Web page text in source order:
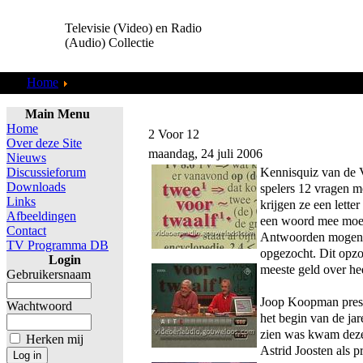
Televisie (Video) en Radio
(Audio) Collectie
Home
Main Menu
Home
Over deze Site
Nieuws
Discussieforum
Downloads
Links
Afbeeldingen
Contact
TV Programma DB
Login
Gebruikersnaam
Wachtwoord
Herken mij
2 Voor 12
maandag, 24 juli 2006
Kennisquiz van de
spelers 12 vragen
krijgen ze een
een woord mee
Antwoorden
opgezocht. Dit
meeste geld over
Joop Koopman
het begin van de
zien was kwam
Astrid Joosten als